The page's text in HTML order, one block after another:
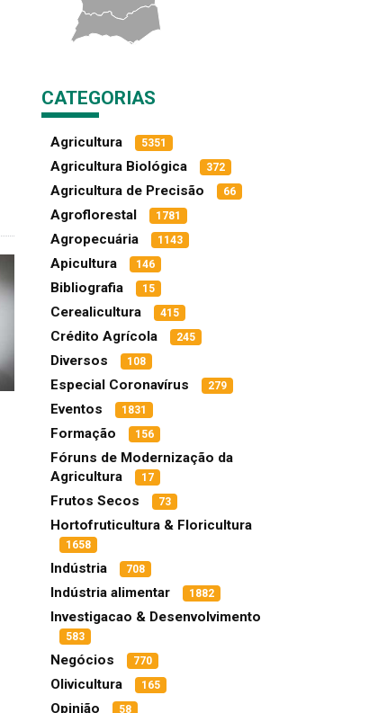
CATEGORIAS
Agricultura 5351
Agricultura Biológica 372
Agricultura de Precisão 66
Agroflorestal 1781
Agropecuária 1143
Apicultura 146
Bibliografia 15
Cerealicultura 415
Crédito Agrícola 245
Diversos 108
Especial Coronavírus 279
Eventos 1831
Formação 156
Fóruns de Modernização da
Agricultura
17
Frutos Secos 73
Hortofruticultura & Floricultura
1658
Indústria 708
Indústria alimentar 1882
Investigacao & Desenvolvimento
583
Negócios 770
Olivicultura 165
Opinião 58